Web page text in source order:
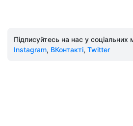
Підписуйтесь на нас у
Instagram, ВКонтакті, Twitter